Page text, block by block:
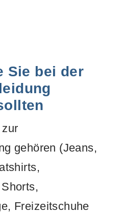
Sie bei der
gehören (Jeans,
Freizeitschuhe